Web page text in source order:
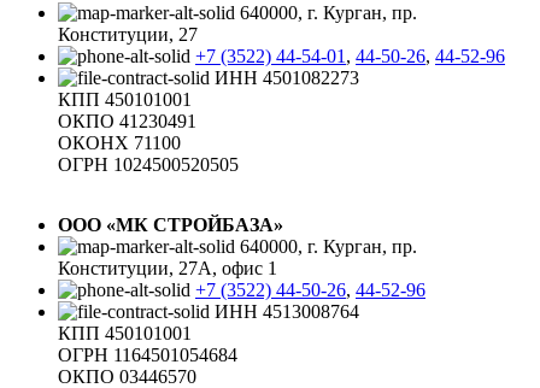
640000, г. Курган, пр.
Конституции, 27
+7 (3522) 44-54-01 , 44-50-26, 44-52-96
ИНН 4501082273
КПП 450101001
ОКПО 41230491
ОКОНХ 71100
ОГРН 1024500520505
ООО «МК СТРОЙБАЗА»
640000, г. Курган, пр.
Конституции, 27А, офис 1
+7 (3522) 44-50-26, 44-52-96
ИНН 4513008764
КПП 450101001
ОГРН 1164501054684
ОКПО 03446570